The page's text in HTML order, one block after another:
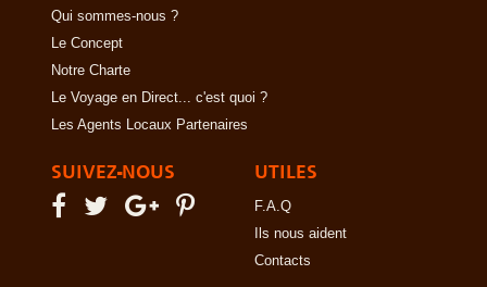
Qui sommes-nous ?
Le Concept
Notre Charte
Le Voyage en Direct... c'est quoi ?
Les Agents Locaux Partenaires
SUIVEZ-NOUS UTILES
F.A.Q
Ils nous aident
Contacts